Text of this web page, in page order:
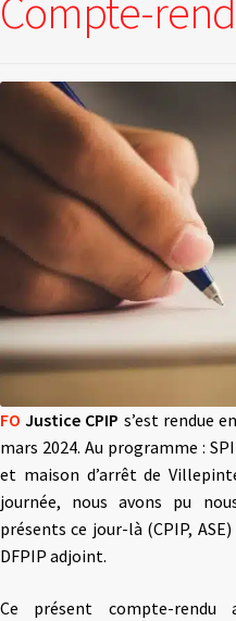
Compte-
FO Justice CPIP s’est rendue
mars 2024. Au programme :
et maison d’arrêt de
journée, nous avons pu
présents ce jour-là (CPIP, ASE)
DFPIP adjoint.
Ce présent compte-